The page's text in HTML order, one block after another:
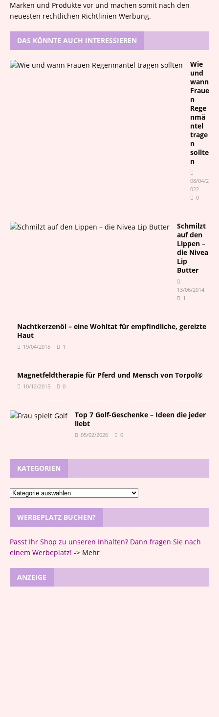
Marken und Produkte vor und machen somit nach den
neuesten rechtlichen Richtlinien Werbung.
DAS KÖNNTE AUCH INTERESSIEREN
Wie
und
wann
Fraue
n
Rege
nmä
ntel
trage
n
sollte
n
08/04/2
022
0
Schmilzt
auf den
Lippen –
die Nivea
Lip
Butter
13/06/2014
1
Nachtkerzenöl – eine Wohltat für empfindliche, gereizte
Haut
19/04/2015 1
Magnetfeldtherapie für Pferd und Mensch von Torpol®
10/12/2015 0
Top 7 Golf-Geschenke – Ideen die jeder
liebt
05/02/2026 0
KATEGORIEN
WERBEPLATZ BUCHEN?
Passt Ihr Shop zu unseren Inhalten? Dann fragen Sie nach
einem Werbeplatz! -> Mehr
ANZEIGE